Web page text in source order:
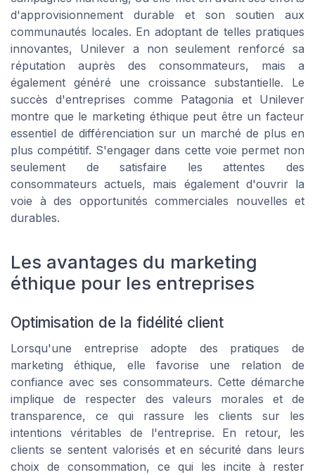
d'approvisionnement durable et son soutien aux
communautés locales. En adoptant de telles pratiques
innovantes, Unilever a non seulement renforcé sa
réputation auprès des consommateurs, mais a
également généré une croissance substantielle. Le
succès d'entreprises comme Patagonia et Unilever
montre que le marketing éthique peut être un facteur
essentiel de différenciation sur un marché de plus en
plus compétitif. S'engager dans cette voie permet non
seulement de satisfaire les attentes des
consommateurs actuels, mais également d'ouvrir la
voie à des opportunités commerciales nouvelles et
durables.
Les avantages du marketing
éthique pour les entreprises
Optimisation de la fidélité client
Lorsqu'une entreprise adopte des pratiques de
marketing éthique, elle favorise une relation de
confiance avec ses consommateurs. Cette démarche
implique de respecter des valeurs morales et de
transparence, ce qui rassure les clients sur les
intentions véritables de l'entreprise. En retour, les
clients se sentent valorisés et en sécurité dans leurs
choix de consommation, ce qui les incite à rester